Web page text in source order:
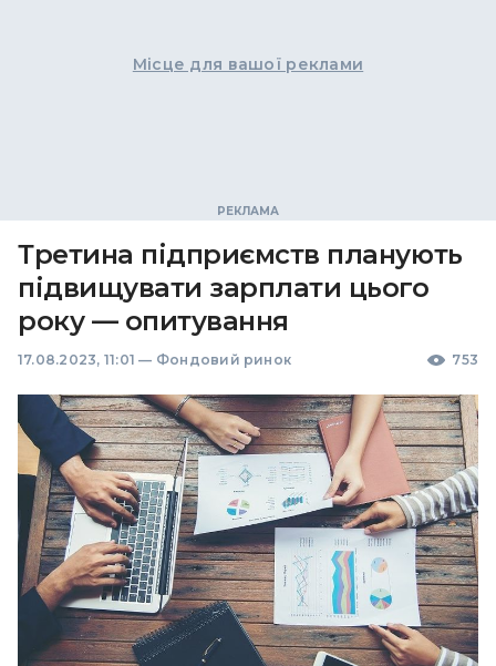
Місце для вашої реклами
Третина підприємств планують
підвищувати зарплати цього
року — опитування
17.08.2023, 11:01 — Фондовий ринок 753